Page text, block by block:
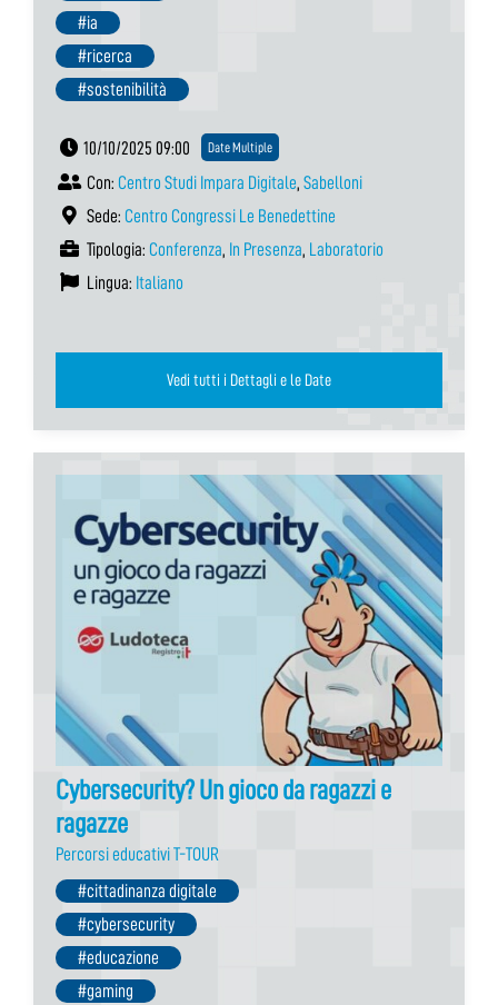
#ia
#ricerca
#sostenibilità
10/10/2025 09:00 Date Multiple
Con: Centro Studi Impara Digitale, Sabelloni
Sede: Centro Congressi Le Benedettine
Tipologia: Conferenza, In Presenza, Laboratorio
Lingua: Italiano
Vedi tutti i Dettagli e le Date
Cybersecurity? Un gioco da ragazzi e
ragazze
Percorsi educativi T-TOUR
#cittadinanza digitale
#cybersecurity
#educazione
#gaming